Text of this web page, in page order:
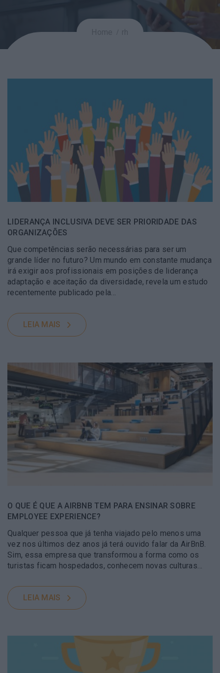
LIDERANÇA INCLUSIVA DEVE SER PRIORIDADE DAS
ORGANIZAÇÕES
Que competências serão necessárias para ser um
grande líder no futuro? Um mundo em constante mudança
irá exigir aos profissionais em posições de liderança
adaptação e aceitação da diversidade, revela um estudo
recentemente publicado pela…
LEIA MAIS
O QUE É QUE A AIRBNB TEM PARA ENSINAR SOBRE
EMPLOYEE EXPERIENCE?
Qualquer pessoa que já tenha viajado pelo menos uma
vez nos últimos dez anos já terá ouvido falar da AirBnB.
Sim, essa empresa que transformou a forma como os
turistas ficam hospedados, conhecem novas culturas…
LEIA MAIS